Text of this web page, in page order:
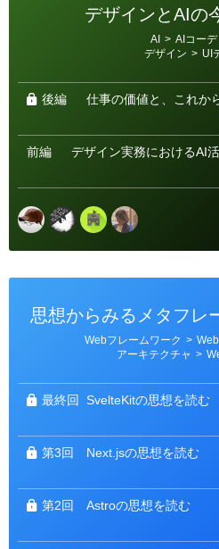
デザインとAIの
ー
AI > AIコー
デザイン > UI
後編 仕事の価値と、これか
前編 デザイン実務におけるAI
思想からみるメタフレ
ー
Webフレームワーク >
アーキテクチャ >
最終回 SvelteKitの思想を読む
第3回 Next.jsの思想を読む
第2回 Astroの思想を読む